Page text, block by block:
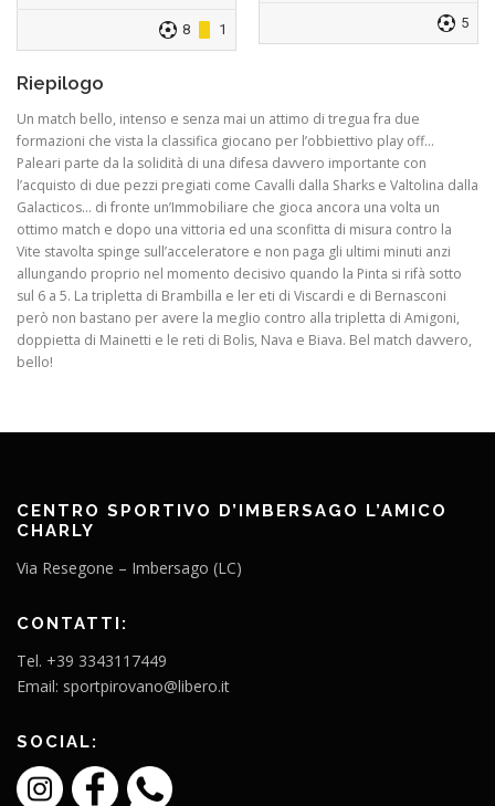
8 1 5
Riepilogo
Un match bello, intenso e senza mai un attimo di tregua fra due
formazioni che vista la classifica giocano per l’obbiettivo play off…
Paleari parte da la solidità di una difesa davvero importante con
l’acquisto di due pezzi pregiati come Cavalli dalla Sharks e Valtolina dalla
Galacticos… di fronte un’Immobiliare che gioca ancora una volta un
ottimo match e dopo una vittoria ed una sconfitta di misura contro la
Vite stavolta spinge sull’acceleratore e non paga gli ultimi minuti anzi
allungando proprio nel momento decisivo quando la Pinta si rifà sotto
sul 6 a 5. La tripletta di Brambilla e ler eti di Viscardi e di Bernasconi
però non bastano per avere la meglio contro alla tripletta di Amigoni,
doppietta di Mainetti e le reti di Bolis, Nava e Biava. Bel match davvero,
bello!
CENTRO SPORTIVO D’IMBERSAGO L’AMICO
CHARLY
Via Resegone – Imbersago (LC)
CONTATTI:
Tel. +39 3343117449
Email: sportpirovano@libero.it
SOCIAL: